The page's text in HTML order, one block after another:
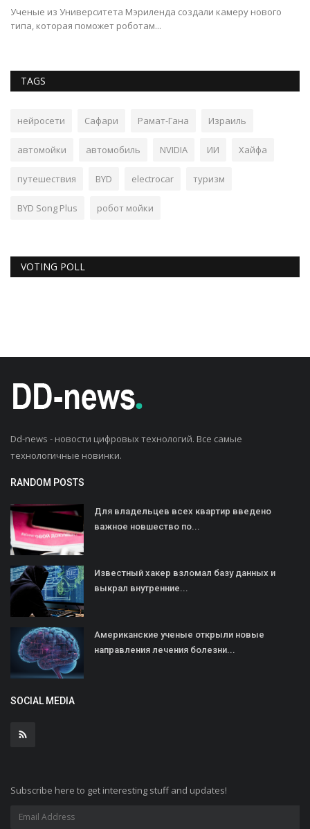
Ученые из Университета Мэриленда создали камеру нового
типа, которая поможет роботам...
TAGS
нейросети Сафари Рамат-Гана Израиль
автомойки автомобиль NVIDIA ИИ Хайфа
путешествия BYD electrocar туризм
BYD Song Plus робот мойки
VOTING POLL
Dd-news - новости цифровых технологий. Все самые
технологичные новинки.
RANDOM POSTS
Для владельцев всех квартир введено
важное новшество по...
Известный хакер взломал базу данных и
выкрал внутренние...
Американские ученые открыли новые
направления лечения болезни...
SOCIAL MEDIA
Subscribe here to get interesting stuff and updates!